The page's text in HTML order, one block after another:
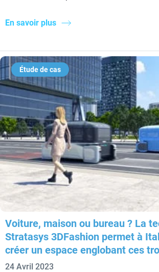
En savoir plus
Étude de cas
Voiture, maison ou bureau ? La
Stratasys 3DFashion permet à
créer un espace englobant ces
24 Avril 2023